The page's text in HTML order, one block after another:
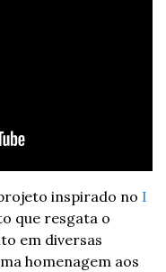
inspirado no I
que resgata o
em diversas
homenagem aos